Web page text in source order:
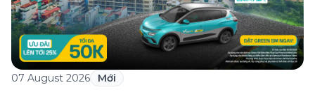
07 August 2026 Mới